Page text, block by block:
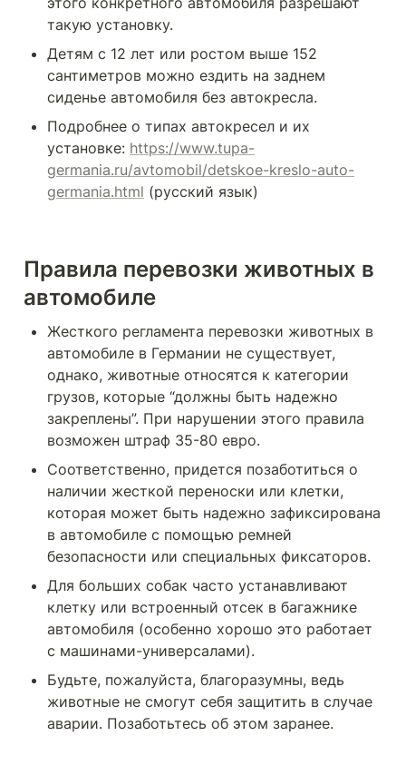
такую установку.
Детям с 12 лет или ростом выше 152
сантиметров можно ездить на заднем
сиденье автомобиля без автокресла.
Подробнее о типах автокресел и их
установке: https://www.tupa-
germania.ru/avtomobil/detskoe-kreslo-auto-
germania.html (русский язык)
Правила перевозки животных в
автомобиле
Жесткого регламента перевозки животных в
автомобиле в Германии не существует,
однако, животные относятся к категории
грузов, которые “должны быть надежно
закреплены”. При нарушении этого правила
возможен штраф 35-80 евро.
Соответственно, придется позаботиться о
наличии жесткой переноски или клетки,
которая может быть надежно зафиксирована
в автомобиле с помощью ремней
безопасности или специальных фиксаторов.
Для больших собак часто устанавливают
клетку или встроенный отсек в багажнике
автомобиля (особенно хорошо это работает
с машинами-универсалами).
Будьте, пожалуйста, благоразумны, ведь
животные не смогут себя защитить в случае
аварии. Позаботьтесь об этом заранее.